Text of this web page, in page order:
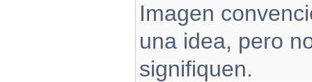
Imagen
una idea, pero
signifiquen.